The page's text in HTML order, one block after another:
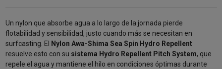
Un nylon que absorbe agua a lo largo de la jornada pierde
flotabilidad y sensibilidad, justo cuando más se necesitan en
surfcasting. El
Nylon Awa-Shima Sea Spin Hydro Repellent
resuelve esto con su sistema Hydro Repellent Pitch System, que
repele el agua y mantiene el hilo en condiciones óptimas durante